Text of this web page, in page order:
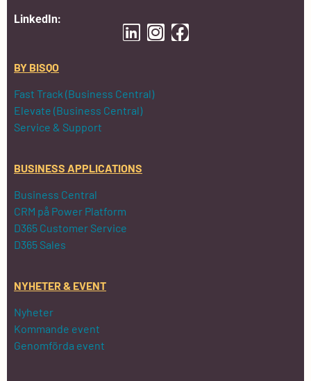
LinkedIn:
BY BISQO
Fast Track (Business Central)
Elevate (Business Central)
Service & Support
BUSINESS APPLICATIONS
Business Central
CRM på Power Platform
D365 Customer Service
D365 Sales
NYHETER & EVENT
Nyheter
Kommande event
Genomförda event